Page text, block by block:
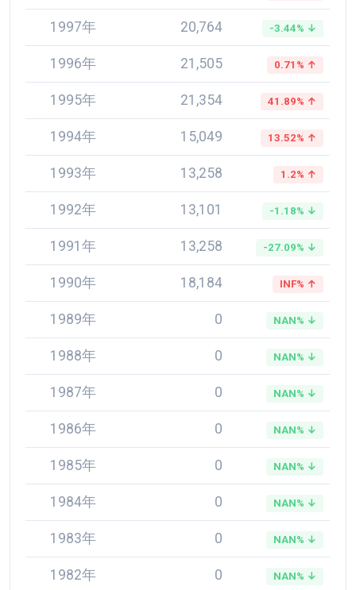
1997年 20,764 -3.44% ↓
1996年 21,505 0.71% ↑
1995年 21,354 41.89% ↑
1994年 15,049 13.52% ↑
1993年 13,258 1.2% ↑
1992年 13,101 -1.18% ↓
1991年 13,258 -27.09% ↓
1990年 18,184 INF% ↑
1989年 0 NAN% ↓
1988年 0 NAN% ↓
1987年 0 NAN% ↓
1986年 0 NAN% ↓
1985年 0 NAN% ↓
1984年 0 NAN% ↓
1983年 0 NAN% ↓
1982年 0 NAN% ↓